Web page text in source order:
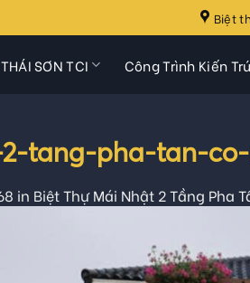
Biệt
THÁI SƠN TCI Công Trình Kiến
tang-pha-tan-
in Biệt Thự Mái Nhật 2 Tầng Pha